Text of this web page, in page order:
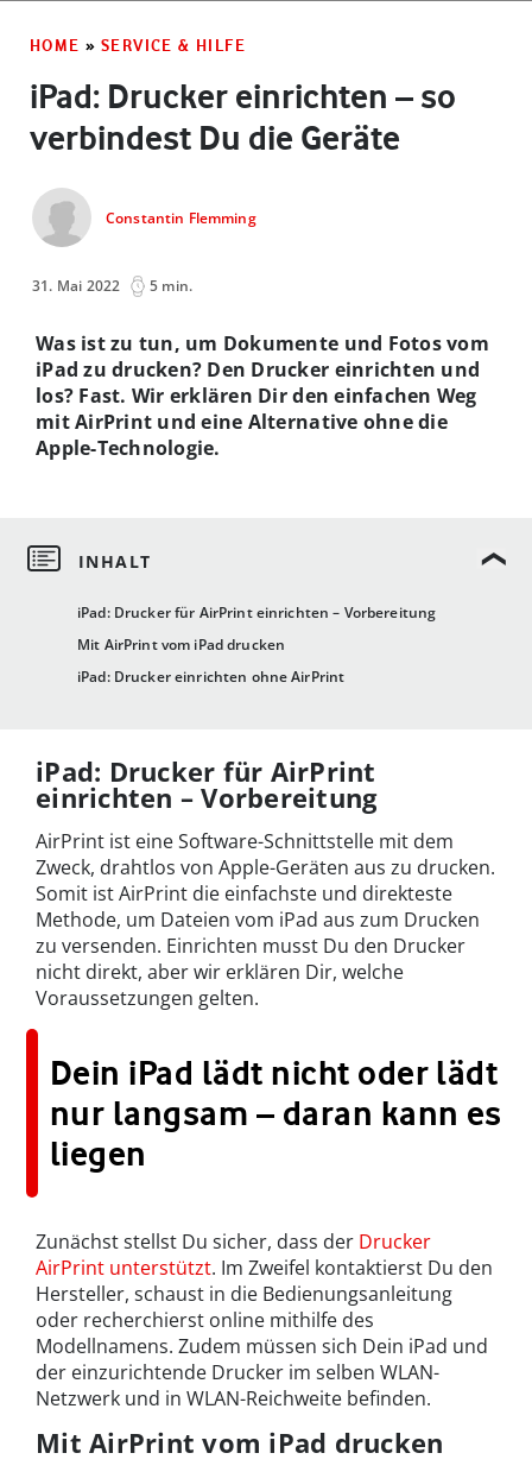
HOME » SERVICE & HILFE
iPad: Drucker einrichten – so
verbindest Du die Geräte
Constantin Flemming
31. Mai 2022 5 min.
iPad: Drucker für AirPrint einrichten – Vorbereitung
Mit AirPrint vom iPad drucken
iPad: Drucker einrichten ohne AirPrint
Was ist zu tun, um Dokumente und Fotos vom
iPad zu drucken? Den Drucker einrichten und
los? Fast. Wir erklären Dir den einfachen Weg
mit AirPrint und eine Alternative ohne die
Apple-Technologie.
iPad: Drucker für AirPrint
einrichten – Vorbereitung
AirPrint ist eine Software-Schnittstelle mit dem
Zweck, drahtlos von Apple-Geräten aus zu drucken.
Somit ist AirPrint die einfachste und direkteste
Methode, um Dateien vom iPad aus zum Drucken
zu versenden. Einrichten musst Du den Drucker
nicht direkt, aber wir erklären Dir, welche
Voraussetzungen gelten.
Dein iPad lädt nicht oder lädt
nur langsam – daran kann es
liegen
Zunächst stellst Du sicher, dass der Drucker
AirPrint unterstützt. Im Zweifel kontaktierst Du den
Hersteller, schaust in die Bedienungsanleitung
oder recherchierst online mithilfe des
Modellnamens. Zudem müssen sich Dein iPad und
der einzurichtende Drucker im selben WLAN-
Netzwerk und in WLAN-Reichweite befinden.
Mit AirPrint vom iPad drucken